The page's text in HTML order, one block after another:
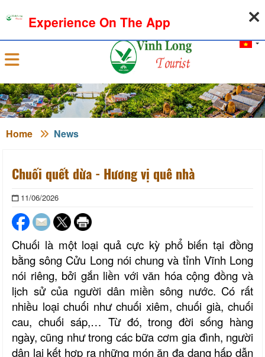
Sign in
Home News
Chuối quết dừa - Hương vị quê nhà
11/06/2026
Chuối là một loại quả cực kỳ phổ biến tại đồng
bằng sông Cửu Long nói chung và tỉnh Vĩnh Long
nói riêng, bởi gắn liền với văn hóa cộng đồng và
lịch sử của người dân miền sông nước. Có rất
nhiều loại chuối như chuối xiêm, chuối già, chuối
cau, chuối sáp,… Từ đó, trong đời sống hàng
ngày, cũng như trong các bữa cơm gia đình, người
dân lại kết hợp ra những món ăn đa dạng hấp dẫn
Experience On The App